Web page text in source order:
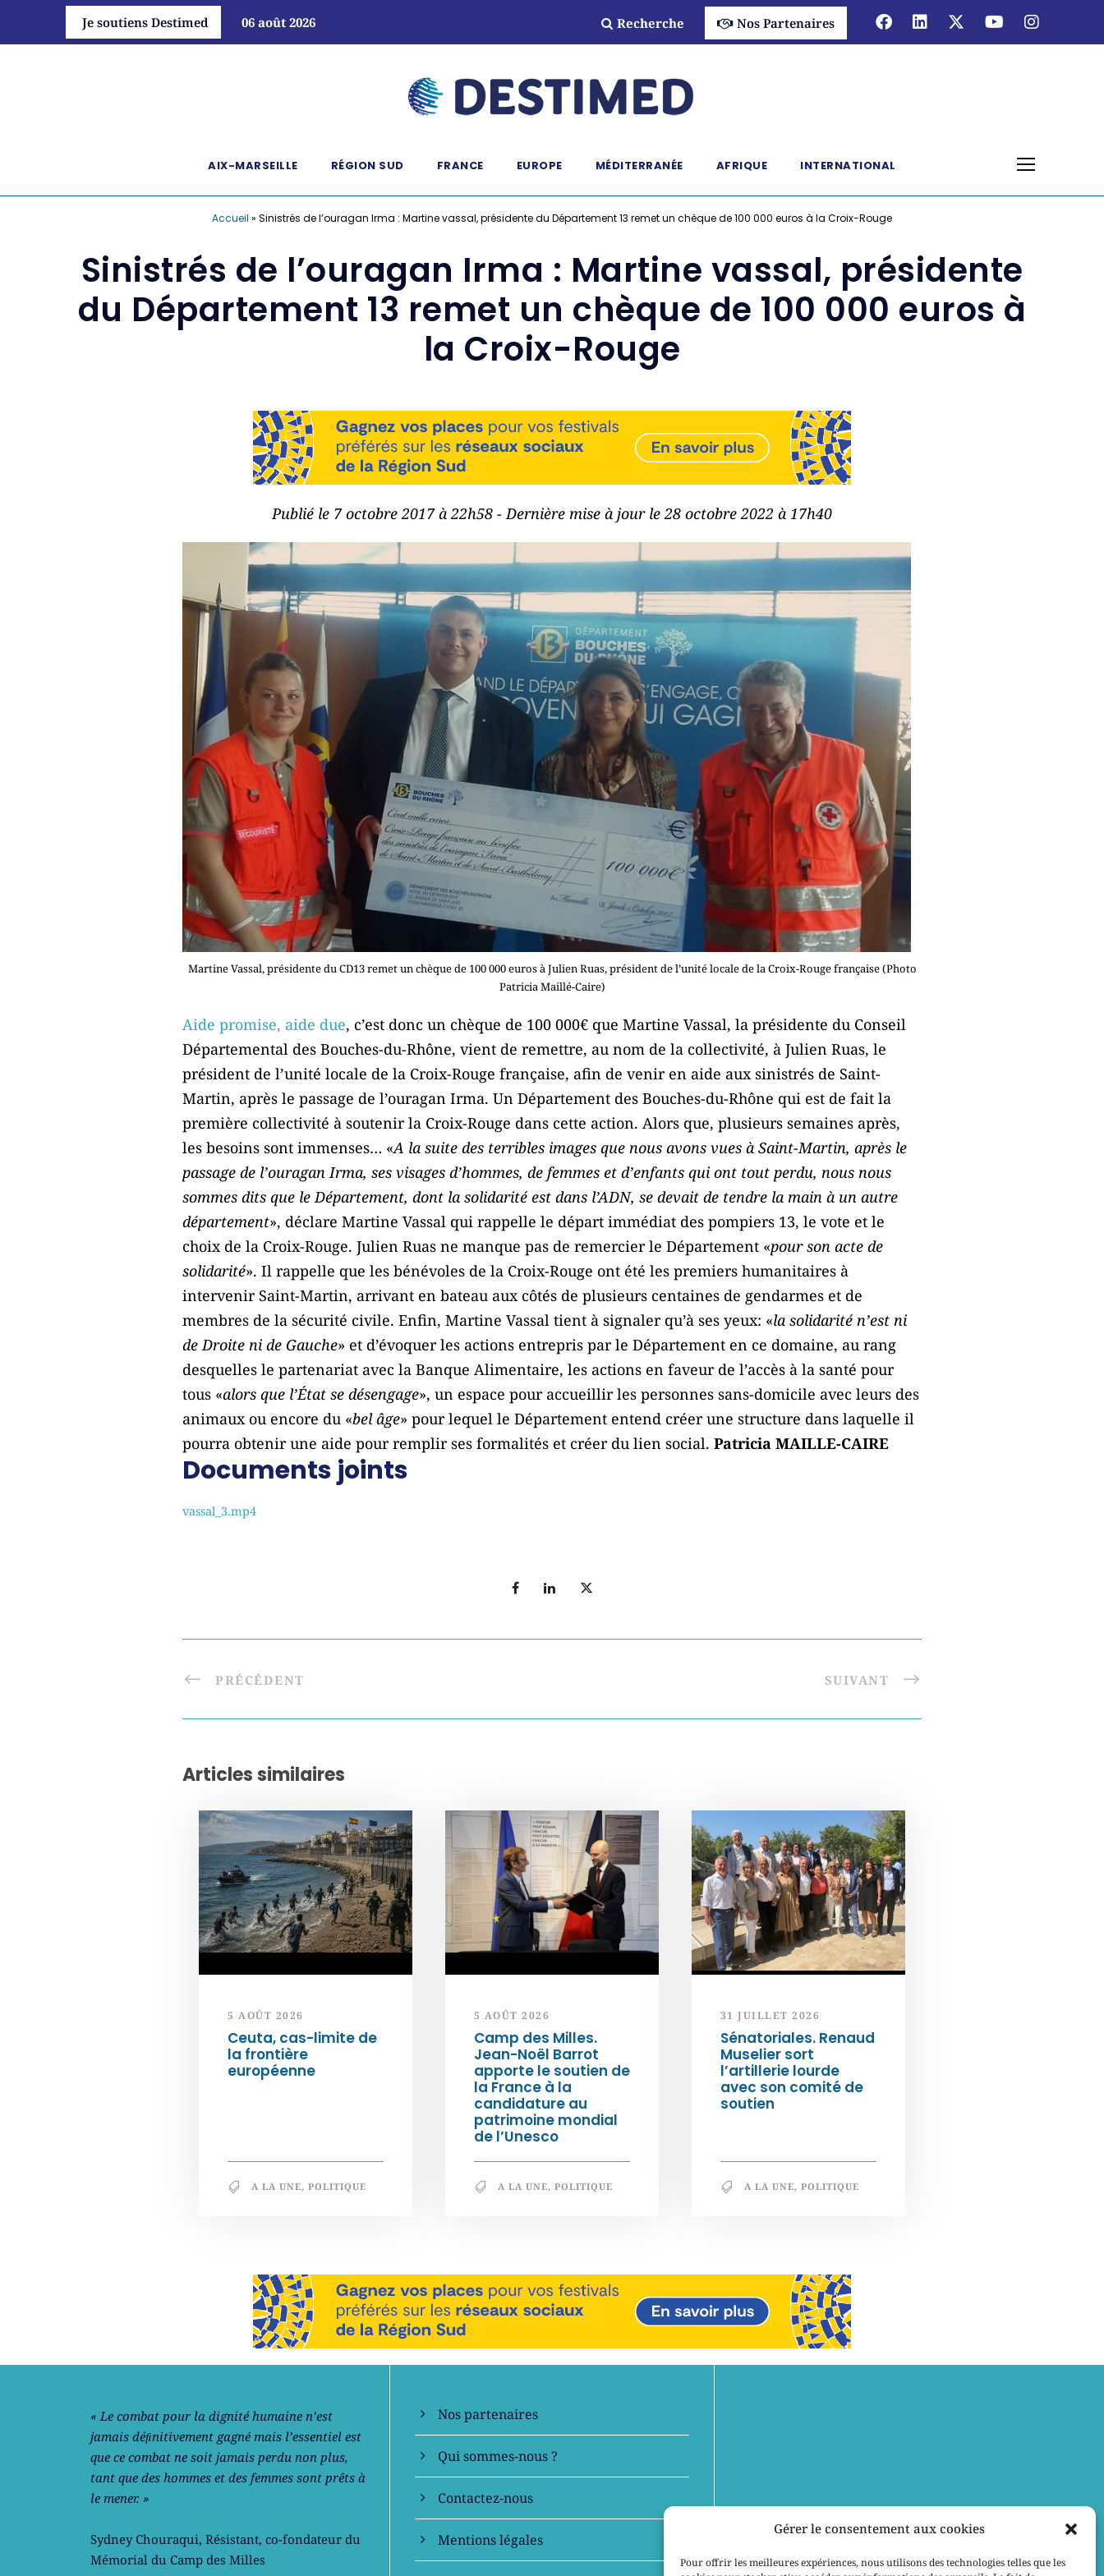
Gérer le consentement aux cookies
Pour offrir les meilleures expériences, nous utilisons des technologies telles que les
Je soutiens Destimed 06 août 2026 Recherche Nos Partenaires
AIX-MARSEILLE RÉGION SUD FRANCE EUROPE MÉDITERRANÉE AFRIQUE INTERNATIONAL
Accueil » Sinistrés de l’ouragan Irma : Martine vassal, présidente du Département 13 remet un chèque de 100 000 euros à la Croix-Rouge
Sinistrés de l’ouragan Irma : Martine vassal, présidente
du Département 13 remet un chèque de 100 000 euros à
la Croix-Rouge
Publié le 7 octobre 2017 à 22h58 - Dernière mise à jour le 28 octobre 2022 à 17h40
Martine Vassal, présidente du CD13 remet un chèque de 100 000 euros à Julien Ruas, président de l’unité locale de la Croix-Rouge française (Photo
Patricia Maillé-Caire)
Aide promise, aide due, c’est donc un chèque de 100 000€ que Martine Vassal, la présidente du Conseil
Départemental des Bouches-du-Rhône, vient de remettre, au nom de la collectivité, à Julien Ruas, le
président de l’unité locale de la Croix-Rouge française, afin de venir en aide aux sinistrés de Saint-
Martin, après le passage de l’ouragan Irma. Un Département des Bouches-du-Rhône qui est de fait la
première collectivité à soutenir la Croix-Rouge dans cette action. Alors que, plusieurs semaines après,
les besoins sont immenses… «A la suite des terribles images que nous avons vues à Saint-Martin, après le
passage de l’ouragan Irma, ses visages d’hommes, de femmes et d’enfants qui ont tout perdu, nous nous
sommes dits que le Département, dont la solidarité est dans l’ADN, se devait de tendre la main à un autre
département», déclare Martine Vassal qui rappelle le départ immédiat des pompiers 13, le vote et le
choix de la Croix-Rouge. Julien Ruas ne manque pas de remercier le Département «pour son acte de
solidarité». Il rappelle que les bénévoles de la Croix-Rouge ont été les premiers humanitaires à
intervenir Saint-Martin, arrivant en bateau aux côtés de plusieurs centaines de gendarmes et de
membres de la sécurité civile. Enfin, Martine Vassal tient à signaler qu’à ses yeux: «la solidarité n’est ni
de Droite ni de Gauche» et d’évoquer les actions entrepris par le Département en ce domaine, au rang
desquelles le partenariat avec la Banque Alimentaire, les actions en faveur de l’accès à la santé pour
tous «alors que l’État se désengage», un espace pour accueillir les personnes sans-domicile avec leurs des
animaux ou encore du «bel âge» pour lequel le Département entend créer une structure dans laquelle il
pourra obtenir une aide pour remplir ses formalités et créer du lien social. Patricia MAILLE-CAIRE
Documents joints
vassal_3.mp4
PRÉCÉDENT SUIVANT
Articles similaires
5 AOÛT 2026
Ceuta, cas-limite de
la frontière
européenne
A LA UNE, POLITIQUE
5 AOÛT 2026
Camp des Milles.
Jean-Noël Barrot
apporte le soutien de
la France à la
candidature au
patrimoine mondial
de l’Unesco
A LA UNE, POLITIQUE
31 JUILLET 2026
Sénatoriales. Renaud
Muselier sort
l’artillerie lourde
avec son comité de
soutien
A LA UNE, POLITIQUE
Notre philosophie
« Le combat pour la dignité humaine n’est
jamais déﬁnitivement gagné mais l’essentiel est
que ce combat ne soit jamais perdu non plus,
tant que des hommes et des femmes sont prêts à
le mener. »
Sydney Chouraqui, Résistant, co-fondateur du
Mémorial du Camp des Milles
En savoir +
Nos partenaires
Qui sommes-nous ?
Contactez-nous
Mentions légales